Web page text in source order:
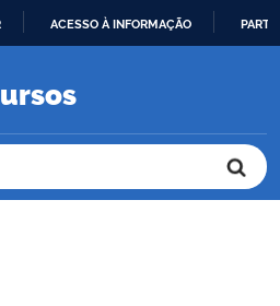
O
ACESSO À INFORMAÇÃO